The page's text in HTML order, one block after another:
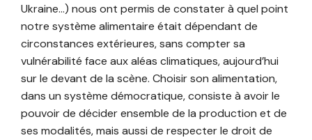
Ukraine…) nous ont permis de constater à quel point
notre système alimentaire était dépendant de
circonstances extérieures, sans compter sa
vulnérabilité face aux aléas climatiques, aujourd’hui
sur le devant de la scène. Choisir son alimentation,
dans un système démocratique, consiste à avoir le
pouvoir de décider ensemble de la production et de
ses modalités, mais aussi de respecter le droit de